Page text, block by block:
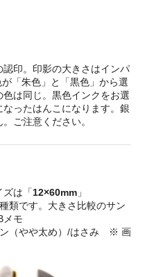
印。印影の大きさはインパ
「朱色」と「黒色」から選
は同じ。黒色インクをお選
ったはんこになります。銀
ご注意ください。
ズは「12×60mm 」
類です。大きさ比較のサン
メモ
ン（やや太め）/はさみ ※ 画